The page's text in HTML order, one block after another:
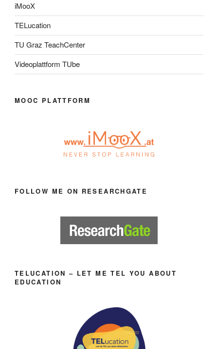
iMooX
TELucation
TU Graz TeachCenter
Videoplattform TUbe
MOOC PLATTFORM
FOLLOW ME ON RESEARCHGATE
TELUCATION – LET ME TEL YOU ABOUT
EDUCATION